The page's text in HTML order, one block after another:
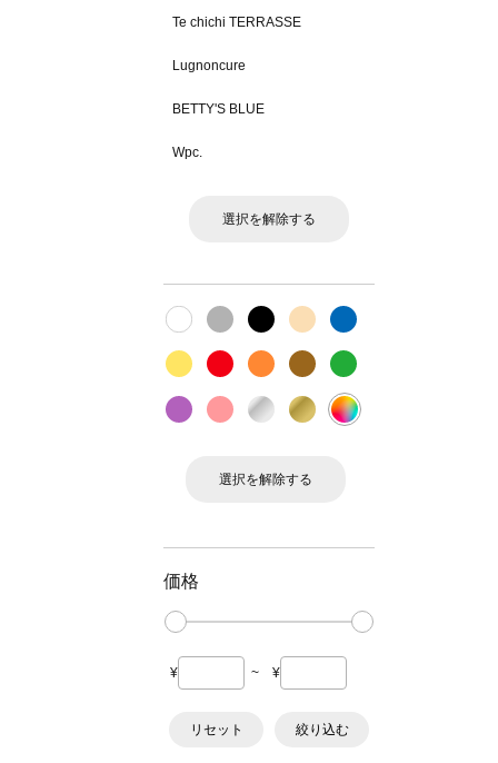
Te chichi TERRASSE
Lugnoncure
BETTY'S BLUE
Wpc.
選択を解除する
選択を解除する
価格
¥ ~ ¥
リセット 絞り込む